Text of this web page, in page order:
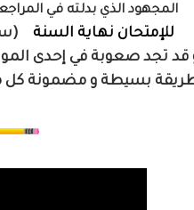
المجهود الذي بدلته في
للإمتحان نهاية السنة
قد تجد صعوبة في إحدى
بسيطة و مضمونة كل